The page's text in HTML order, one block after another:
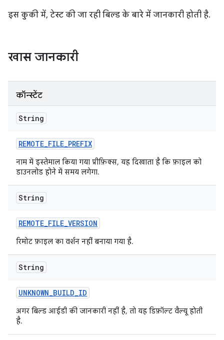
इस कुकी में, टेस्ट की जा रही बिल्ड के बारे में जानकारी होती है.
खास जानकारी
कॉन्स्टेंट
String
REMOTE_FILE_PREFIX
नाम में इस्तेमाल किया गया प्रीफ़िक्स, यह दिखाता है कि फ़ाइल को
डाउनलोड होने में समय लगेगा.
String
REMOTE_FILE_VERSION
रिमोट फ़ाइल का वर्शन नहीं बनाया गया है.
String
UNKNOWN_BUILD_ID
अगर बिल्ड आईडी की जानकारी नहीं है, तो यह डिफ़ॉल्ट वैल्यू होती
है.